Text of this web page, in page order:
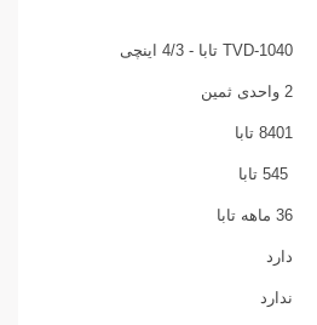
TVD-1040 تابا - 4/3 اینچی
2 واحدی ثمین
8401 تابا
36 ماهه تابا
دارد
ندارد